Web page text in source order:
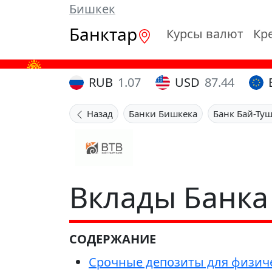
Бишкек
Банктар Курсы валют
RUB 1.07 USD 87.44
Назад Банки Бишкека Банк Бай-
Вклады
СОДЕРЖАНИЕ
Срочные депозиты для